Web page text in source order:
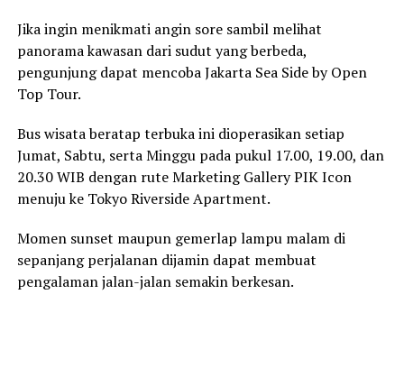
Jika ingin menikmati angin sore sambil melihat
panorama kawasan dari sudut yang berbeda,
pengunjung dapat mencoba Jakarta Sea Side by Open
Top Tour.
Bus wisata beratap terbuka ini dioperasikan setiap
Jumat, Sabtu, serta Minggu pada pukul 17.00, 19.00, dan
20.30 WIB dengan rute Marketing Gallery PIK Icon
menuju ke Tokyo Riverside Apartment.
Momen sunset maupun gemerlap lampu malam di
sepanjang perjalanan dijamin dapat membuat
pengalaman jalan-jalan semakin berkesan.